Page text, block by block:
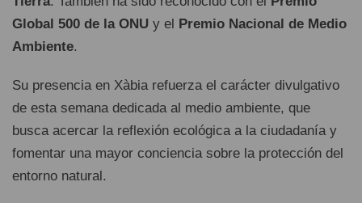
Global 500 de la ONU y el
Premio Nacional de Medio
Ambiente.
Su presencia en Xàbia refuerza el carácter divulgativo
de esta semana dedicada al medio ambiente, que
busca acercar la reflexión ecológica a la ciudadanía y
fomentar una mayor conciencia sobre la protección del
entorno natural.